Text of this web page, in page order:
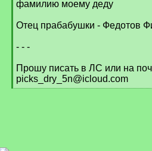
фамилию моему деду
Отец прабабушки - Федотов
- - -
Прошу писать в ЛС или на
picks_dry_5n@icloud.com
[